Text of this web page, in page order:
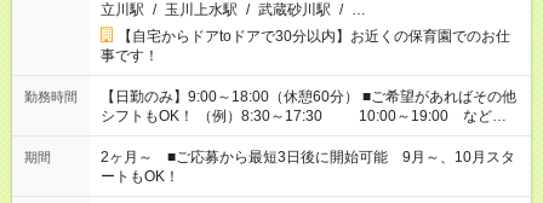
立川駅 / 玉川上水駅 / 武蔵砂川駅 / …
【自宅からドアtoドアで30分以内】お近くの保育園でのお仕
事です！
勤務時間
【日勤のみ】9:00～18:00（休憩60分） ■ご希望があればその他
シフトもOK！ （例）8:30～17:30 10:00～19:00 など
「家族とお休みを合わせたい」 「余裕を持って夕飯の準備がし
たい」 「できれば残業はしたくない」 など、ご希望があれば教
えてくださいね。 ※Wワーク希望の方へ 今ご覧のお仕事で希望
する勤務時間と、もう1つのお仕事の勤務時間。 合計で週40時
期間
2ヶ月～ ■ご応募から最短3日後に開始可能 9月～、10月スタ
ートもOK！